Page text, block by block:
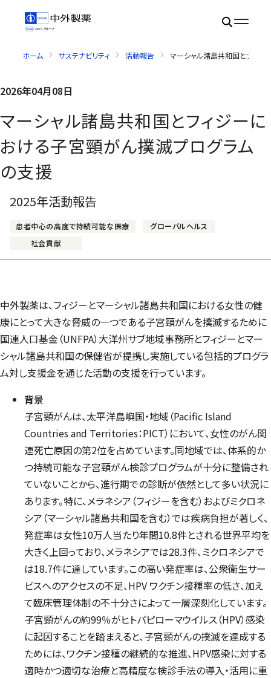
ホーム サステナビリティ 活動報告 マーシャル諸島共和国とフィ
2026年04月08日
マーシャル諸島共和国とフィジーに
おける子宮頸がん撲滅プログラム
の支援
2025年活動報告
患者中心の高度で持続可能な医療
グローバルヘルス
社会貢献
中外製薬は、フィジーとマーシャル諸島共和国における女性の健
康にとって大きな脅威の一つである子宮頸がんを撲滅するために
国連人口基金（UNFPA）大洋州サブ地域事務所とフィジーとマー
シャル諸島共和国の保健省が提携し実施している包括的プログラ
ム対し支援金を通じた活動の支援を行っています。
背景
子宮頸がんは、太平洋島嶼国・地域（Pacific Island
Countries and Territories：PICT）において、女性のがん関
連死亡原因の第2位を占めています。同地域では、体系的か
つ持続可能な子宮頸がん検診プログラムが十分に整備され
ていないことから、進行期での診断が依然として多い状況に
あります。特に、メラネシア（フィジーを含む）およびミクロネ
シア（マーシャル諸島共和国を含む）では疾病負担が著しく、
発症率は女性10万人当たり年間10.8件とされる世界平均を
大きく上回っており、メラネシアでは28.3件、ミクロネシアで
は18.7件に達しています。この高い発症率は、公衆衛生サー
ビスへのアクセスの不足、HPV ワクチン接種率の低さ、加え
て臨床管理体制の不十分さによって一層深刻化しています。
子宮頸がんの約99％がヒトパピローマウイルス（HPV）感染
に起因することを踏まえると、子宮頸がんの撲滅を達成する
ためには、ワクチン接種の継続的な推進、HPV感染に対する
適時かつ適切な治療と高精度な検診手法の導入・活用に重